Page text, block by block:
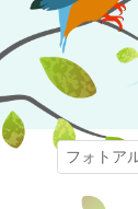
フォトア